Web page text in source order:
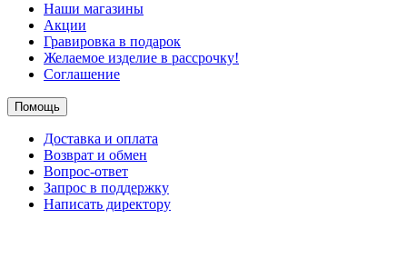
Наши магазины
Акции
Гравировка в подарок
Желаемое изделие в рассрочку!
Соглашение
Помощь
Доставка и оплата
Возврат и обмен
Вопрос-ответ
Запрос в поддержку
Написать директору